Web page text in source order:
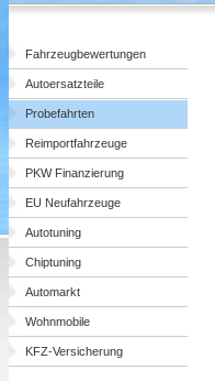
Fahrzeugbewertungen
Autoersatzteile
Probefahrten
Reimportfahrzeuge
PKW Finanzierung
EU Neufahrzeuge
Autotuning
Chiptuning
Automarkt
Wohnmobile
KFZ-Versicherung